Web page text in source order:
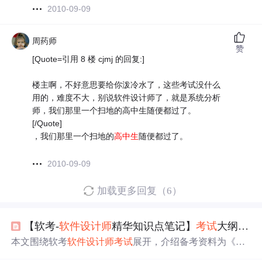
2010-09-09
周药师
[Quote=引用 8 楼 cjmj 的回复:]
楼主啊，不好意思要给你泼冷水了，这些考试没什么
用的，难度不大，别说软件设计师了，就是系统分析
师，我们那里一个扫地的高中生随便都过了。
[/Quote]
，我们那里一个扫地的高中生随便都过了。
2010-09-09
赞
加载更多回复（6）
【软考-软件设计师精华知识点笔记】考试大纲及题型介绍
本文围绕软考软件设计师考试展开，介绍备考资料为《软